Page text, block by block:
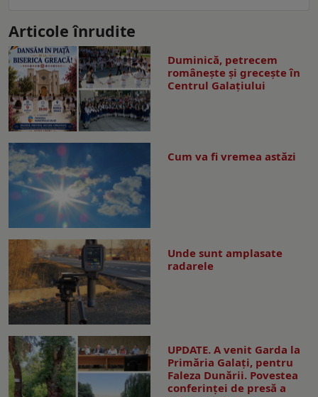
Articole înrudite
Duminică, petrecem
româneşte şi greceşte în
Centrul Galaţiului
Cum va fi vremea astăzi
Unde sunt amplasate
radarele
UPDATE. A venit Garda la
Primăria Galaţi, pentru
Faleza Dunării. Povestea
conferinţei de presă a